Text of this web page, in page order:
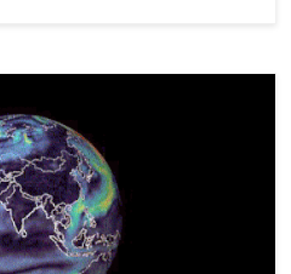
지구 대기 모델링하기